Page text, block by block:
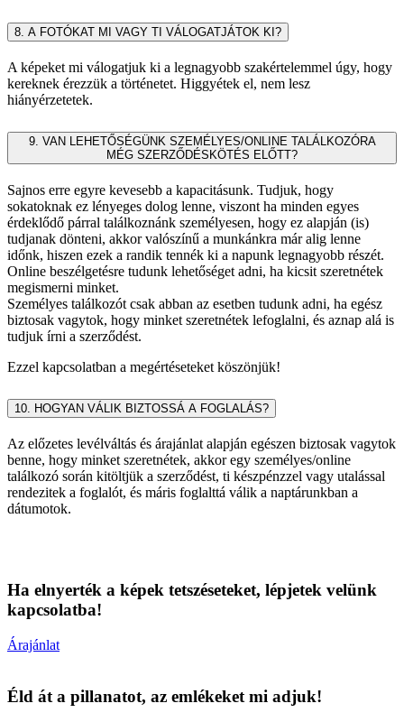
8. A FOTÓKAT MI VAGY TI VÁLOGATJÁTOK KI?
A képeket mi válogatjuk ki a legnagyobb szakértelemmel úgy, hogy
kereknek érezzük a történetet. Higgyétek el, nem lesz
hiányérzetetek.
9. VAN LEHETŐSÉGÜNK SZEMÉLYES/ONLINE TALÁLKOZÓRA
MÉG SZERZŐDÉSKÖTÉS ELŐTT?
Sajnos erre egyre kevesebb a kapacitásunk. Tudjuk, hogy
sokatoknak ez lényeges dolog lenne, viszont ha minden egyes
érdeklődő párral találkoznánk személyesen, hogy ez alapján (is)
tudjanak dönteni, akkor valószínű a munkánkra már alig lenne
időnk, hiszen ezek a randik tennék ki a napunk legnagyobb részét.
Online beszélgetésre tudunk lehetőséget adni, ha kicsit szeretnétek
megismerni minket.
Személyes találkozót csak abban az esetben tudunk adni, ha egész
biztosak vagytok, hogy minket szeretnétek lefoglalni, és aznap alá is
tudjuk írni a szerződést.
Ezzel kapcsolatban a megértéseteket köszönjük!
10. HOGYAN VÁLIK BIZTOSSÁ A FOGLALÁS?
Az előzetes levélváltás és árajánlat alapján egészen biztosak vagytok
benne, hogy minket szeretnétek, akkor egy személyes/online
találkozó során kitöltjük a szerződést, ti készpénzzel vagy utalással
rendezitek a foglalót, és máris foglalttá válik a naptárunkban a
dátumotok.
Ha elnyerték a képek tetszéseteket, lépjetek velünk
kapcsolatba!
Árajánlat
Éld át a pillanatot, az emlékeket mi adjuk!